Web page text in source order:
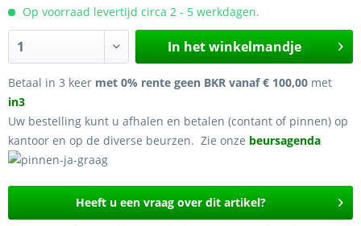
Op voorraad levertijd circa 2 - 5 werkdagen.
In het winkelmandje
Betaal in 3 keer met 0% rente geen BKR vanaf € 100,00 met
in3
Uw bestelling kunt u afhalen en betalen (contant of pinnen) op
kantoor en op de diverse beurzen. Zie onze beursagenda
Heeft u een vraag over dit artikel?